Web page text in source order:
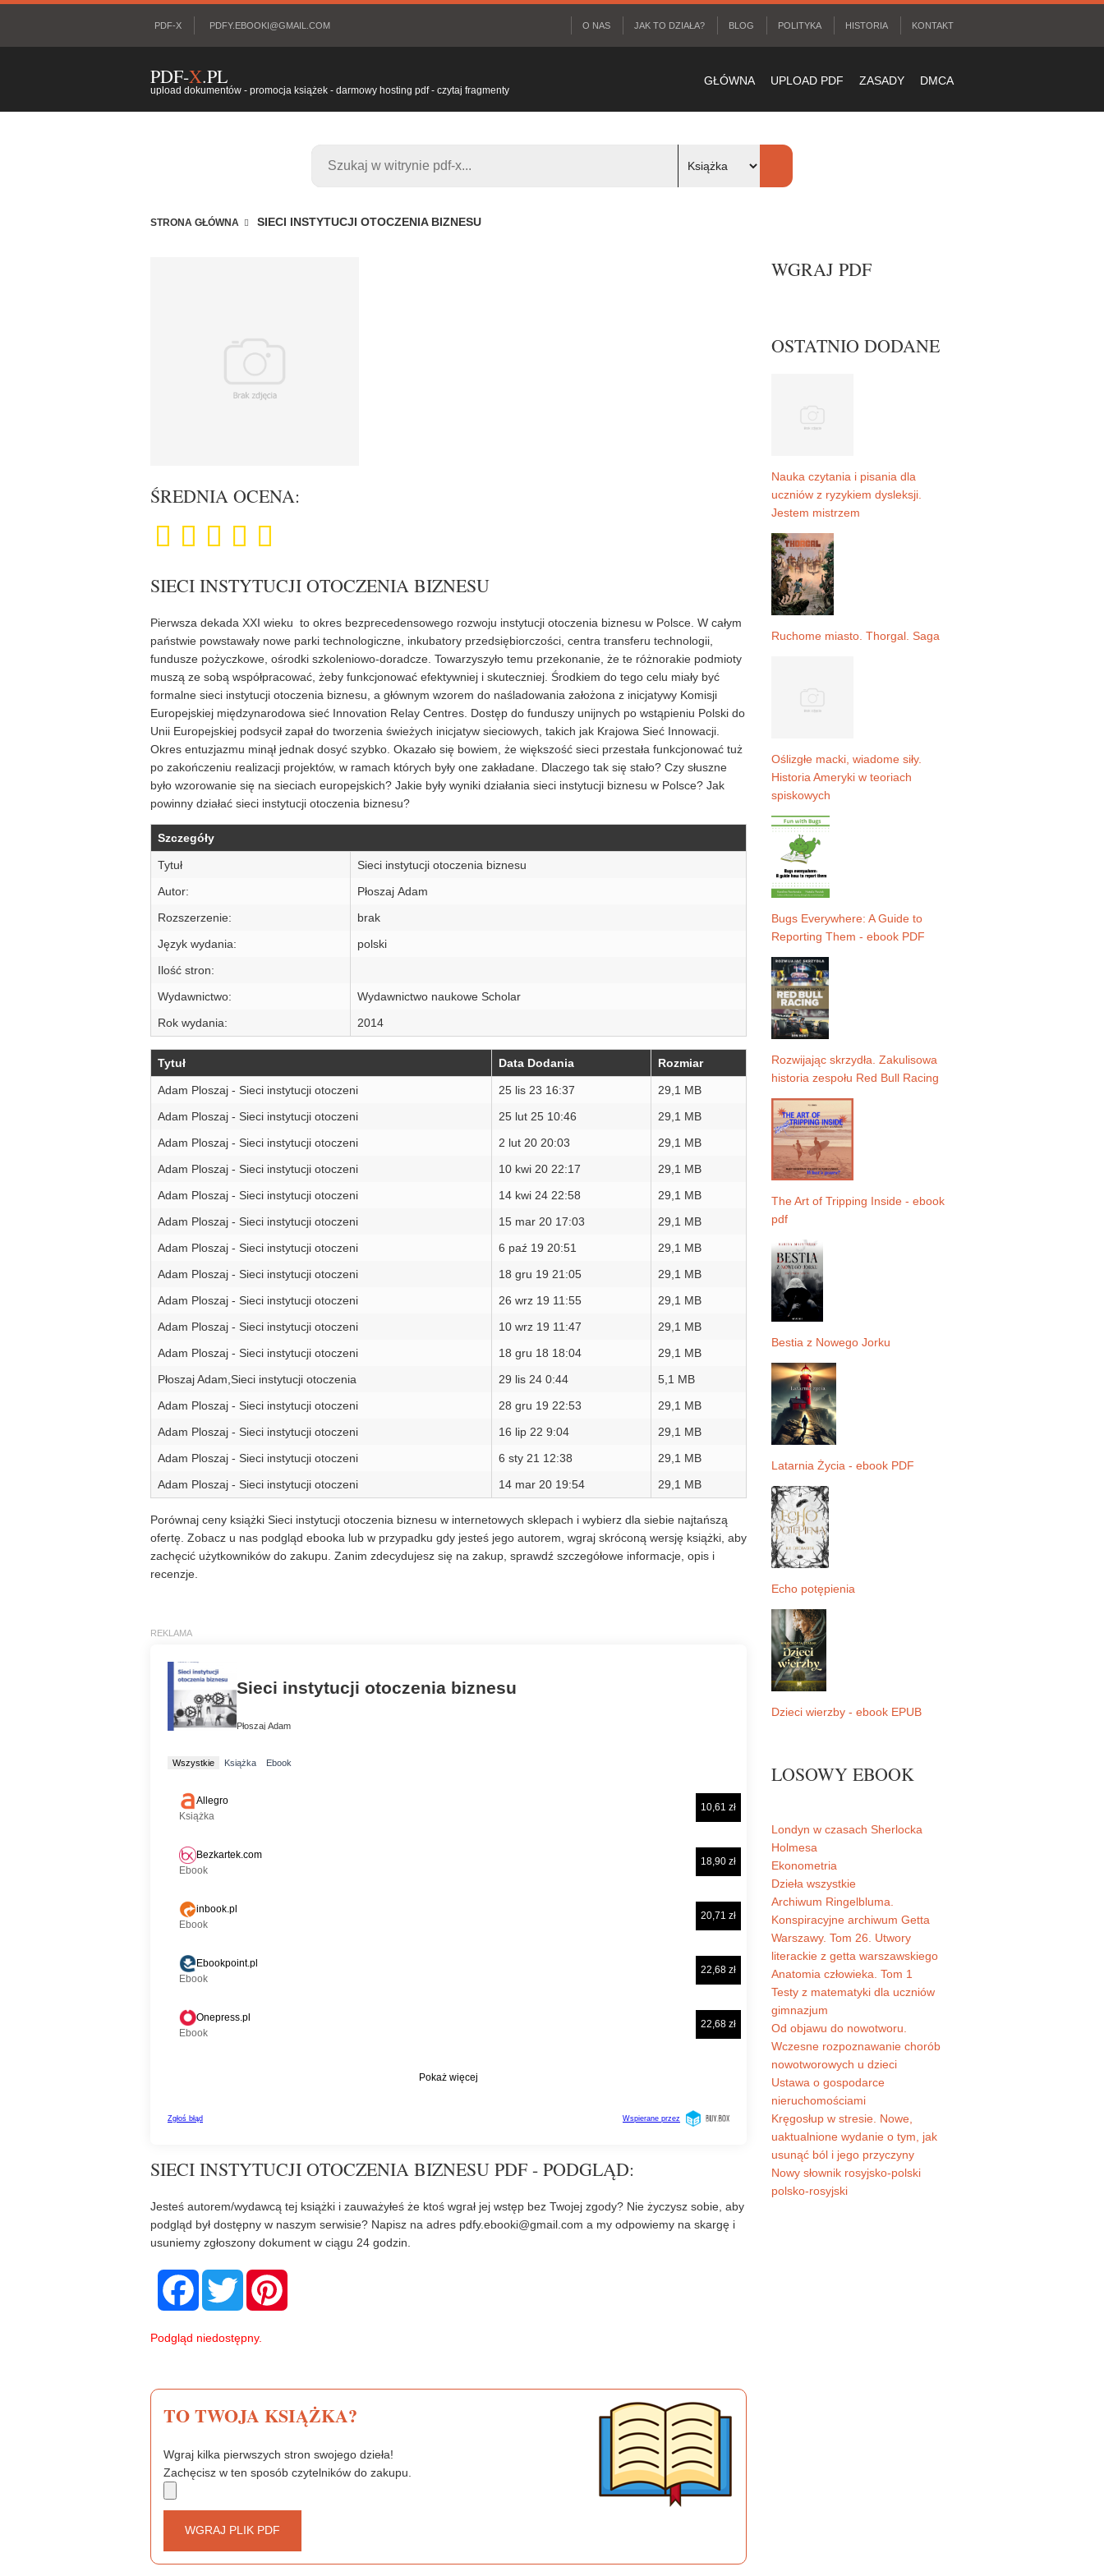
PDF-X PDFY.EBOOKI@GMAIL.COM O NAS JAK TO DZIAŁA? BLOG POLITYKA HISTORIA KONTAKT
PDF-X.PL
upload dokumentów - promocja książek - darmowy hosting pdf - czytaj fragmenty
GŁÓWNA UPLOAD PDF ZASADY DMCA
STRONA GŁÓWNA SIECI INSTYTUCJI OTOCZENIA BIZNESU
ŚREDNIA OCENA:
SIECI INSTYTUCJI OTOCZENIA BIZNESU
Pierwsza dekada XXI wieku to okres bezprecedensowego rozwoju instytucji otoczenia biznesu w Polsce. W całym
państwie powstawały nowe parki technologiczne, inkubatory przedsiębiorczości, centra transferu technologii,
fundusze pożyczkowe, ośrodki szkoleniowo-doradcze. Towarzyszyło temu przekonanie, że te różnorakie podmioty
muszą ze sobą współpracować, żeby funkcjonować efektywniej i skuteczniej. Środkiem do tego celu miały być
formalne sieci instytucji otoczenia biznesu, a głównym wzorem do naśladowania założona z inicjatywy Komisji
Europejskiej międzynarodowa sieć Innovation Relay Centres. Dostęp do funduszy unijnych po wstąpieniu Polski do
Unii Europejskiej podsycił zapał do tworzenia świeżych inicjatyw sieciowych, takich jak Krajowa Sieć Innowacji.
Okres entuzjazmu minął jednak dosyć szybko. Okazało się bowiem, że większość sieci przestała funkcjonować tuż
po zakończeniu realizacji projektów, w ramach których były one zakładane. Dlaczego tak się stało? Czy słuszne
było wzorowanie się na sieciach europejskich? Jakie były wyniki działania sieci instytucji biznesu w Polsce? Jak
powinny działać sieci instytucji otoczenia biznesu?
Szczegóły
Tytuł
Sieci instytucji otoczenia biznesu
Autor:
Płoszaj Adam
Rozszerzenie:
brak
Język wydania:
polski
Ilość stron:
Wydawnictwo:
Wydawnictwo naukowe Scholar
Rok wydania:
2014
Tytuł Data Dodania Rozmiar
Adam Ploszaj - Sieci instytucji otoczeni 25 lis 23 16:37
29,1 MB
Adam Ploszaj - Sieci instytucji otoczeni
25 lut 25 10:46
29,1 MB
Adam Ploszaj - Sieci instytucji otoczeni
2 lut 20 20:03
29,1 MB
Adam Ploszaj - Sieci instytucji otoczeni
10 kwi 20 22:17
29,1 MB
Adam Ploszaj - Sieci instytucji otoczeni
14 kwi 24 22:58
29,1 MB
Adam Ploszaj - Sieci instytucji otoczeni
15 mar 20 17:03
29,1 MB
Adam Ploszaj - Sieci instytucji otoczeni
6 paź 19 20:51
29,1 MB
Adam Ploszaj - Sieci instytucji otoczeni
18 gru 19 21:05
29,1 MB
Adam Ploszaj - Sieci instytucji otoczeni
26 wrz 19 11:55
29,1 MB
Adam Ploszaj - Sieci instytucji otoczeni
10 wrz 19 11:47
29,1 MB
Adam Ploszaj - Sieci instytucji otoczeni
18 gru 18 18:04
29,1 MB
Płoszaj Adam,Sieci instytucji otoczenia
29 lis 24 0:44
5,1 MB
Adam Ploszaj - Sieci instytucji otoczeni
28 gru 19 22:53
29,1 MB
Adam Ploszaj - Sieci instytucji otoczeni
16 lip 22 9:04
29,1 MB
Adam Ploszaj - Sieci instytucji otoczeni
6 sty 21 12:38
29,1 MB
Adam Ploszaj - Sieci instytucji otoczeni
14 mar 20 19:54 29,1 MB
Porównaj ceny książki Sieci instytucji otoczenia biznesu w internetowych sklepach i wybierz dla siebie najtańszą
ofertę. Zobacz u nas podgląd ebooka lub w przypadku gdy jesteś jego autorem, wgraj skróconą wersję książki, aby
zachęcić użytkowników do zakupu. Zanim zdecydujesz się na zakup, sprawdź szczegółowe informacje, opis i
recenzje.
SIECI INSTYTUCJI OTOCZENIA BIZNESU PDF - PODGLĄD:
Jesteś autorem/wydawcą tej książki i zauważyłeś że ktoś wgrał jej wstęp bez Twojej zgody? Nie życzysz sobie, aby
podgląd był dostępny w naszym serwisie? Napisz na adres pdfy.ebooki@gmail.com a my odpowiemy na skargę i
usuniemy zgłoszony dokument w ciągu 24 godzin.
F
o
T
w
e
Podgląd niedostępny.
TO TWOJA KSIĄŻKA?
Wgraj kilka pierwszych stron swojego dzieła!
Zachęcisz w ten sposób czytelników do zakupu.
WGRAJ PLIK PDF
WGRAJ PDF
OSTATNIO DODANE
Nauka czytania i pisania dla
uczniów z ryzykiem dysleksji.
Jestem mistrzem
Ruchome miasto. Thorgal. Saga
Oślizgłe macki, wiadome siły.
Historia Ameryki w teoriach
spiskowych
Bugs Everywhere: A Guide to
Reporting Them - ebook PDF
Rozwijając skrzydła. Zakulisowa
historia zespołu Red Bull Racing
The Art of Tripping Inside - ebook
pdf
Bestia z Nowego Jorku
Latarnia Życia - ebook PDF
Echo potępienia
Dzieci wierzby - ebook EPUB
LOSOWY EBOOK
Londyn w czasach Sherlocka
Holmesa
Ekonometria
Dzieła wszystkie
Archiwum Ringelbluma.
Konspiracyjne archiwum Getta
Warszawy. Tom 26. Utwory
literackie z getta warszawskiego
Anatomia człowieka. Tom 1
Testy z matematyki dla uczniów
gimnazjum
Od objawu do nowotworu.
Wczesne rozpoznawanie chorób
nowotworowych u dzieci
Ustawa o gospodarce
nieruchomościami
Kręgosłup w stresie. Nowe,
uaktualnione wydanie o tym, jak
usunąć ból i jego przyczyny
Nowy słownik rosyjsko-polski
polsko-rosyjski